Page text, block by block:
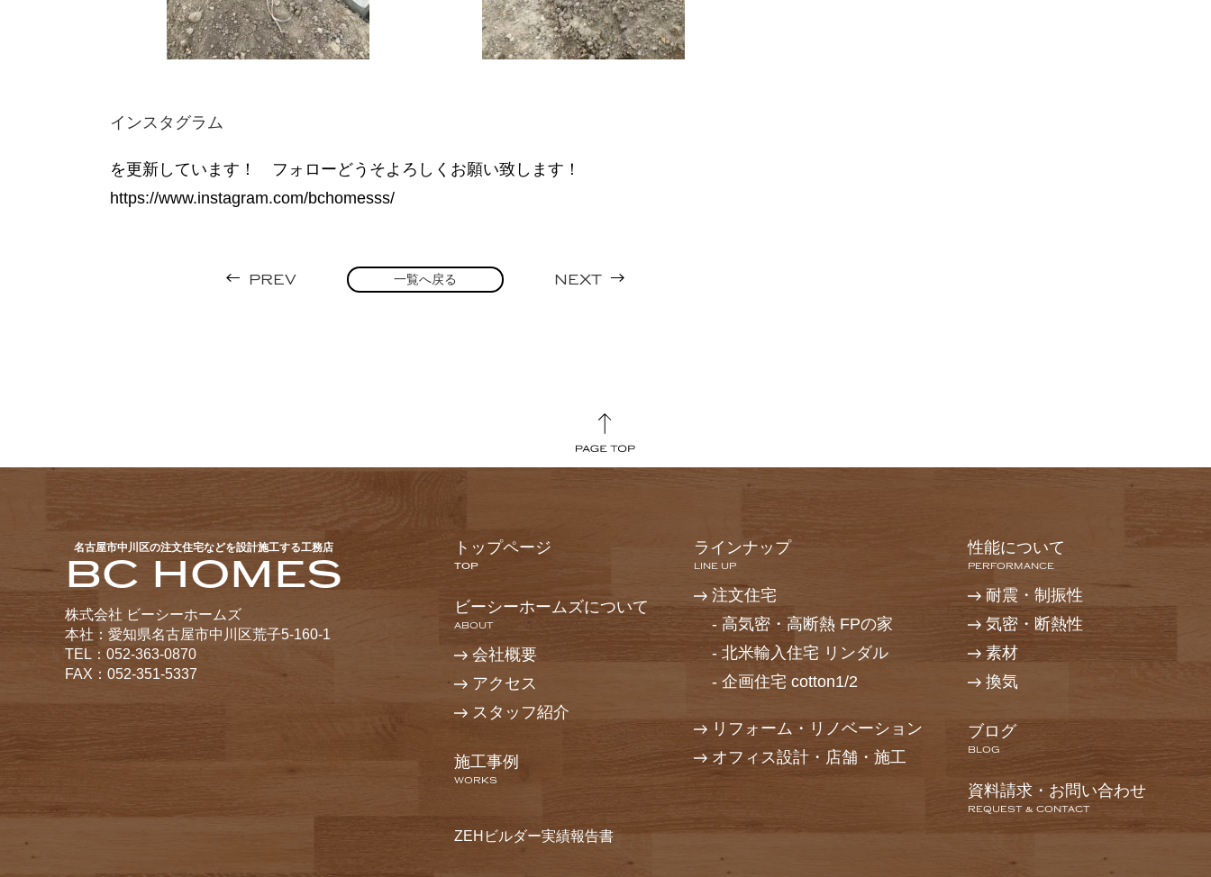
インスタグラム
を更新しています！ フォローどうそよろしくお願い致します！
https://www.instagram.com/bchomesss/
PREV 一覧へ戻る NEXT
名古屋市中川区の注文住宅などを設計施工する工務店
BC HOMES
株式会社 ビーシーホームズ
本社：愛知県名古屋市中川区荒子5-160-1
TEL：052-363-0870
FAX：052-351-5337
トップページ
TOP
ビーシーホームズについて
ABOUT
会社概要
アクセス
スタッフ紹介
施工事例
WORKS
ラインナップ
LINE UP
注文住宅
- 高気密・高断熱 FPの家
-北米輸入住宅 リンダル
- 企画住宅 cotton1/2
リフォーム・リノベーション
オフィス設計・店舗・施工
性能について
PERFORMANCE
耐震・制振性
気密・断熱性
素材
換気
ブログ
BLOG
資料請求・お問い合わせ
REQUEST & CONTACT
ZEHビルダー実績報告書